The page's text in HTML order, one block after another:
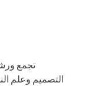
تجمع
التصميم وعلم